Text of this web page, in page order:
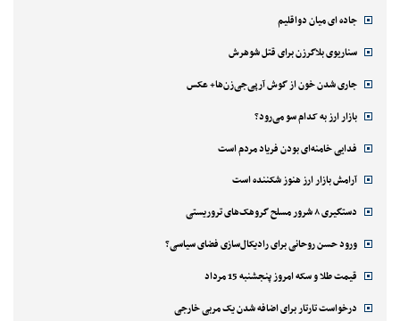
جاده ای میان دواقلیم
سناریوی بلاگرزن برای قتل شوهرش
جاری شدن خون از گوش آرپی‌جی‌زن‌ها+ عکس
بازار ارز به کدام سو می‌رود؟
فدایی خامنه‌ای بودن فریاد مردم است
آرامش بازار ارز هنوز شکننده است
دستگیری ۸ شرور مسلح گروهک‌های تروریستی
ورود حسن روحانی برای رادیکال‌سازی فضای سیاسی؟
قیمت طلا و سکه امروز پنجشنبه 15 مرداد
درخواست تارتار برای اضافه شدن یک مربی خارجی